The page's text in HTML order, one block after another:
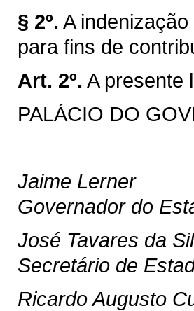
§ 2º. A
para fins de
Art. 2º. A presente
PALÁCIO DO
Jaime Lerner
Governador do
José Tavares da
Secretário de
Ricardo Augusto